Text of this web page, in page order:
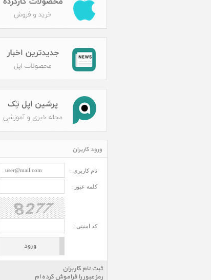
ورود کاربران
نام کاربری :
کلمه عبور :
کد امنیتی :
ثبت نام کاربران
رمز عبور را فراموش کرده ام